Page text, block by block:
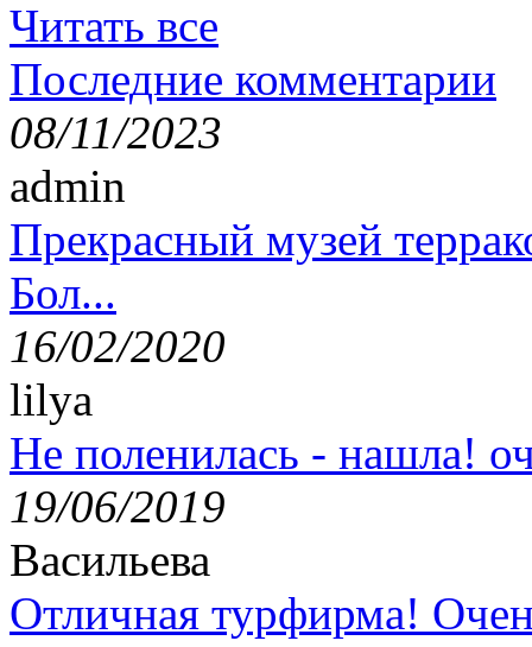
Читать все
Последние комментарии
08/11/2023
admin
Прекрасный музей
Бол...
16/02/2020
lilya
Не поленилась - нашла!
19/06/2019
Васильева
Отличная турфирма!